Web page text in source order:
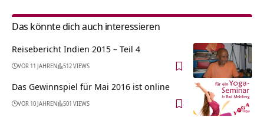
Das könnte dich auch interessieren
Reisebericht Indien 2015 – Teil 4
VOR 11 JAHREN 512 VIEWS
Das Gewinnspiel für Mai 2016 ist online
VOR 10 JAHREN 501 VIEWS